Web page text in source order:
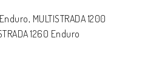
MULTISTRADA 1200
1260 Enduro